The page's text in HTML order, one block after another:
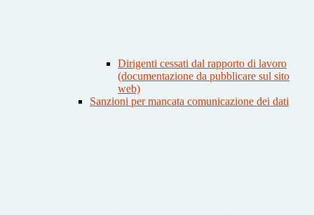
Dirigenti cessati dal rapporto di lavoro
(documentazione da pubblicare sul sito
web)
Sanzioni per mancata comunicazione dei dati